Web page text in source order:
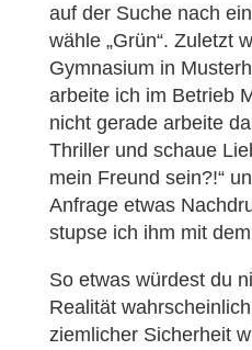
auf der Suche nach
wähle „Grün“. Zuletzt
Gymnasium in
arbeite ich im Betrieb
nicht gerade arbeite
Thriller und schaue
mein Freund sein?!“
Anfrage etwas
stupse ich ihm mit
So etwas würdest du
Realität
ziemlicher Sicherheit